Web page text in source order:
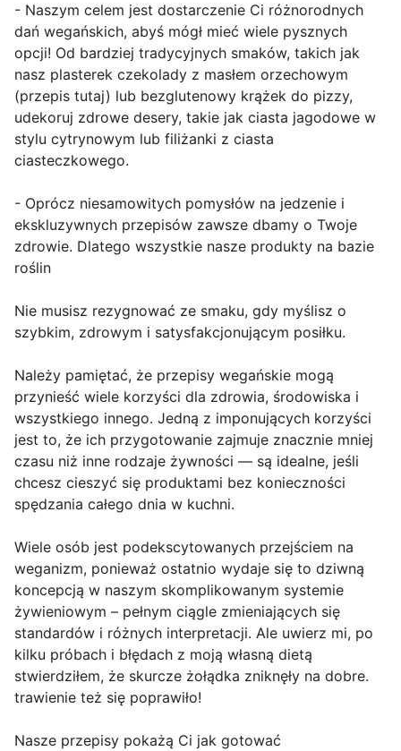
- Naszym celem jest dostarczenie Ci różnorodnych
dań wegańskich, abyś mógł mieć wiele pysznych
opcji! Od bardziej tradycyjnych smaków, takich jak
nasz plasterek czekolady z masłem orzechowym
(przepis tutaj) lub bezglutenowy krążek do pizzy,
udekoruj zdrowe desery, takie jak ciasta jagodowe w
stylu cytrynowym lub filiżanki z ciasta
ciasteczkowego.
- Oprócz niesamowitych pomysłów na jedzenie i
ekskluzywnych przepisów zawsze dbamy o Twoje
zdrowie. Dlatego wszystkie nasze produkty na bazie
roślin
Nie musisz rezygnować ze smaku, gdy myślisz o
szybkim, zdrowym i satysfakcjonującym posiłku.
Należy pamiętać, że przepisy wegańskie mogą
przynieść wiele korzyści dla zdrowia, środowiska i
wszystkiego innego. Jedną z imponujących korzyści
jest to, że ich przygotowanie zajmuje znacznie mniej
czasu niż inne rodzaje żywności — są idealne, jeśli
chcesz cieszyć się produktami bez konieczności
spędzania całego dnia w kuchni.
Wiele osób jest podekscytowanych przejściem na
weganizm, ponieważ ostatnio wydaje się to dziwną
koncepcją w naszym skomplikowanym systemie
żywieniowym – pełnym ciągle zmieniających się
standardów i różnych interpretacji. Ale uwierz mi, po
kilku próbach i błędach z moją własną dietą
stwierdziłem, że skurcze żołądka zniknęły na dobre.
trawienie też się poprawiło!
Nasze przepisy pokażą Ci jak gotować